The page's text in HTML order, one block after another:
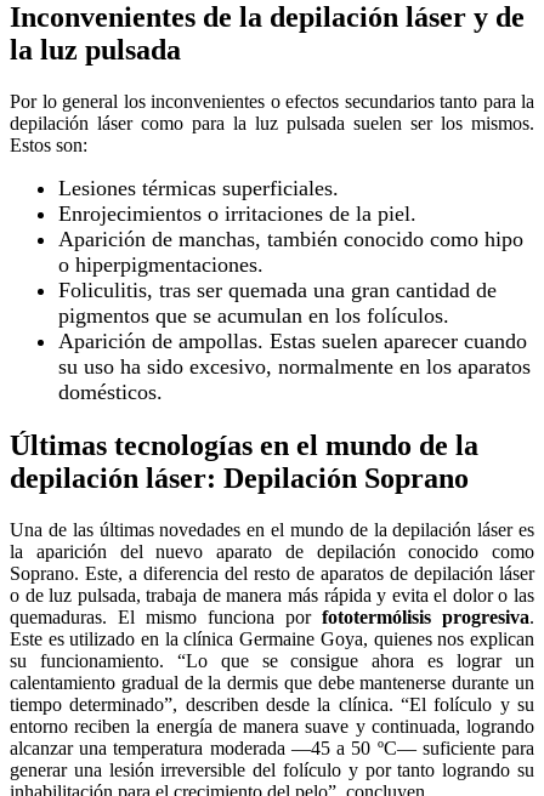
Inconvenientes de la depilación láser y de
la luz pulsada
Por lo general los inconvenientes o efectos secundarios tanto para la
depilación láser como para la luz pulsada suelen ser los mismos.
Estos son:
Lesiones térmicas superficiales.
Enrojecimientos o irritaciones de la piel.
Aparición de manchas, también conocido como hipo
o hiperpigmentaciones.
Foliculitis, tras ser quemada una gran cantidad de
pigmentos que se acumulan en los folículos.
Aparición de ampollas. Estas suelen aparecer cuando
su uso ha sido excesivo, normalmente en los aparatos
domésticos.
Últimas tecnologías en el mundo de la
depilación láser: Depilación Soprano
Una de las últimas novedades en el mundo de la depilación láser es
la aparición del nuevo aparato de depilación conocido como
Soprano. Este, a diferencia del resto de aparatos de depilación láser
o de luz pulsada, trabaja de manera más rápida y evita el dolor o las
quemaduras. El mismo funciona por fototermólisis progresiva.
Este es utilizado en la clínica Germaine Goya, quienes nos explican
su funcionamiento. “Lo que se consigue ahora es lograr un
calentamiento gradual de la dermis que debe mantenerse durante un
tiempo determinado”, describen desde la clínica. “El folículo y su
entorno reciben la energía de manera suave y continuada, logrando
alcanzar una temperatura moderada —45 a 50 ºC— suficiente para
generar una lesión irreversible del folículo y por tanto logrando su
inhabilitación para el crecimiento del pelo”, concluyen.